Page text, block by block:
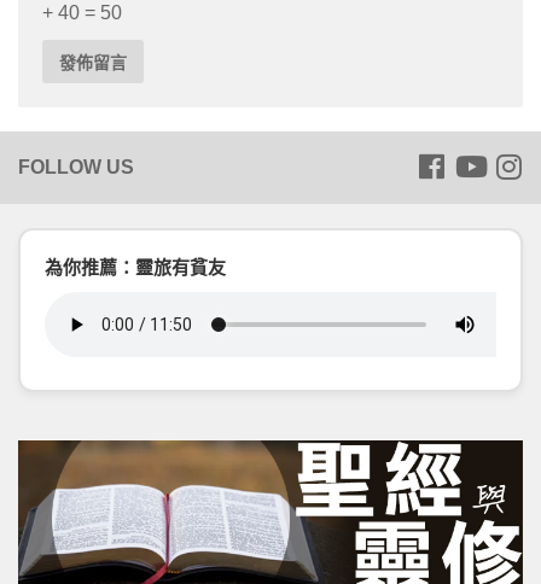
+ 40 = 50
為你推薦：靈旅有貧友